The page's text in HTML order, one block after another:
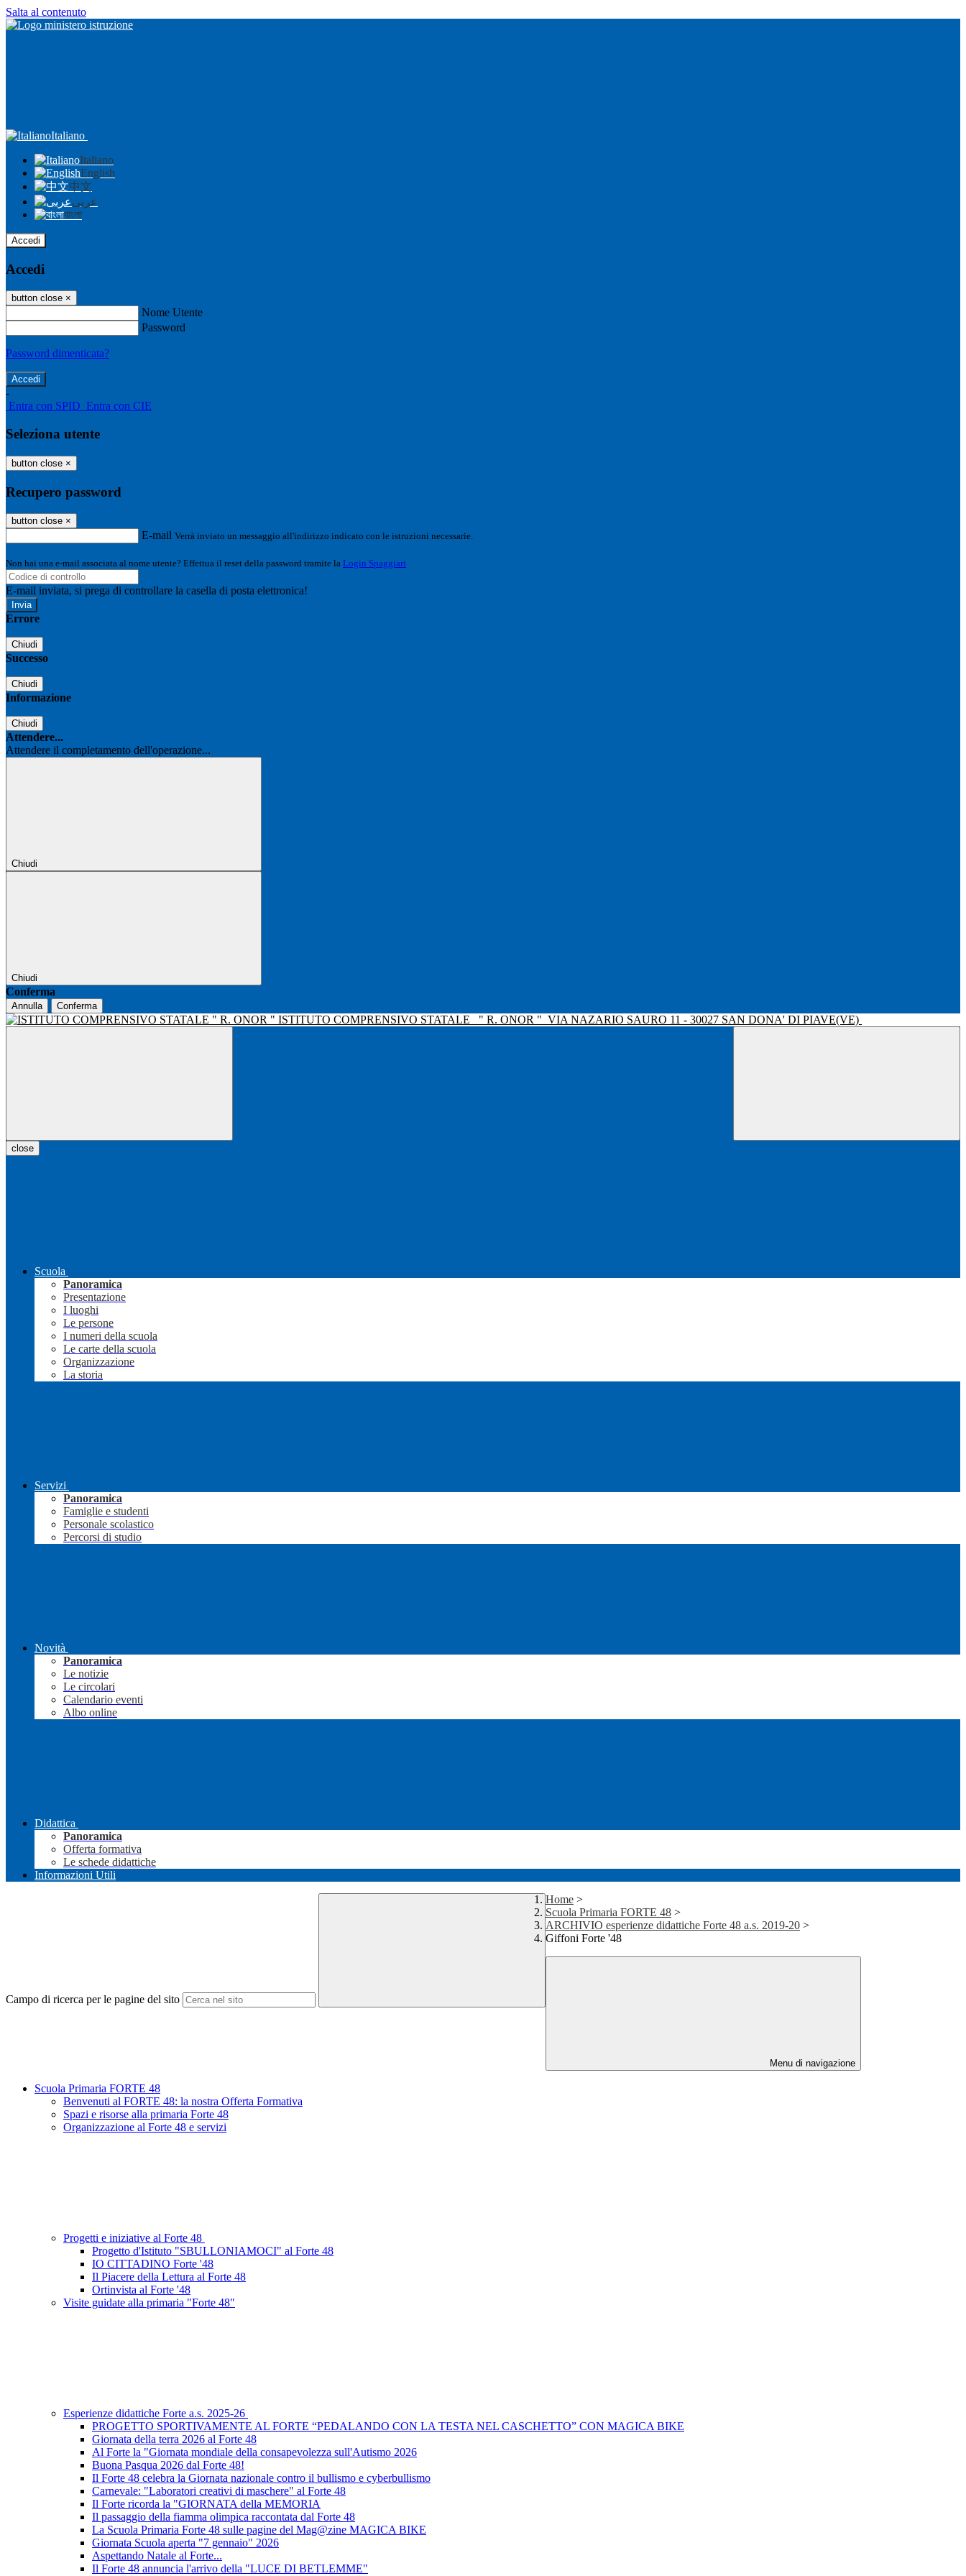
Salta al contenuto
Italiano
Italiano
English
中文
عربى
বাংলা
Accedi
Accedi
button close ×
Nome Utente
Password
Password dimenticata?
-
Entra con SPID Entra con CIE
Seleziona utente
button close ×
Recupero password
button close ×
E-mail Verrà inviato un messaggio all'indirizzo indicato con le istruzioni necessarie.
Non hai una e-mail associata al nome utente? Effettua il reset della password tramite la Login Spaggiari
E-mail inviata, si prega di controllare la casella di posta elettronica!
Errore
Chiudi
Successo
Chiudi
Informazione
Chiudi
Attendere...
Attendere il completamento dell'operazione...
Chiudi
Chiudi
Conferma
Annulla Conferma
ISTITUTO COMPRENSIVO STATALE " R. ONOR " VIA NAZARIO SAURO 11 - 30027 SAN DONA' DI PIAVE(VE)
close
Scuola
Panoramica
Presentazione
I luoghi
Le persone
I numeri della scuola
Le carte della scuola
Organizzazione
La storia
Servizi
Panoramica
Famiglie e studenti
Personale scolastico
Percorsi di studio
Novità
Panoramica
Le notizie
Le circolari
Calendario eventi
Albo online
Didattica
Panoramica
Offerta formativa
Le schede didattiche
Informazioni Utili
Campo di ricerca per le pagine del sito
Home >
Scuola Primaria FORTE 48 >
ARCHIVIO esperienze didattiche Forte 48 a.s. 2019-20 >
Giffoni Forte '48
Menu di navigazione
Scuola Primaria FORTE 48
Benvenuti al FORTE 48: la nostra Offerta Formativa
Spazi e risorse alla primaria Forte 48
Organizzazione al Forte 48 e servizi
Progetti e iniziative al Forte 48
Progetto d'Istituto "SBULLONIAMOCI" al Forte 48
IO CITTADINO Forte '48
Il Piacere della Lettura al Forte 48
Ortinvista al Forte '48
Visite guidate alla primaria "Forte 48"
Esperienze didattiche Forte a.s. 2025-26
PROGETTO SPORTIVAMENTE AL FORTE “PEDALANDO CON LA TESTA NEL CASCHETTO” CON MAGICA BIKE
Giornata della terra 2026 al Forte 48
Al Forte la "Giornata mondiale della consapevolezza sull'Autismo 2026
Buona Pasqua 2026 dal Forte 48!
Il Forte 48 celebra la Giornata nazionale contro il bullismo e cyberbullismo
Carnevale: "Laboratori creativi di maschere" al Forte 48
Il Forte ricorda la "GIORNATA della MEMORIA
Il passaggio della fiamma olimpica raccontata dal Forte 48
La Scuola Primaria Forte 48 sulle pagine del Mag@zine MAGICA BIKE
Giornata Scuola aperta "7 gennaio" 2026
Aspettando Natale al Forte...
Il Forte 48 annuncia l'arrivo della "LUCE DI BETLEMME"